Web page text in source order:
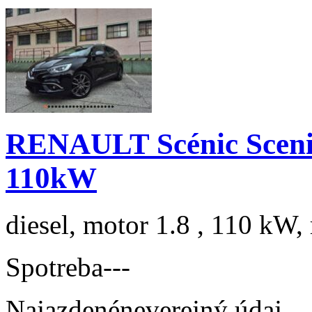
RENAULT Scénic
110kW
diesel, motor 1.8 , 110 kW,
Spotreba---